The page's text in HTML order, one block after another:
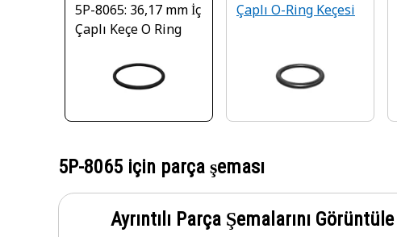
5P-8065: 36,17 mm İç
Çaplı Keçe O Ring
Çaplı O-Ring Keçesi
5P-8065 için parça şeması
Ayrıntılı Parça Şemalarını Görüntüle